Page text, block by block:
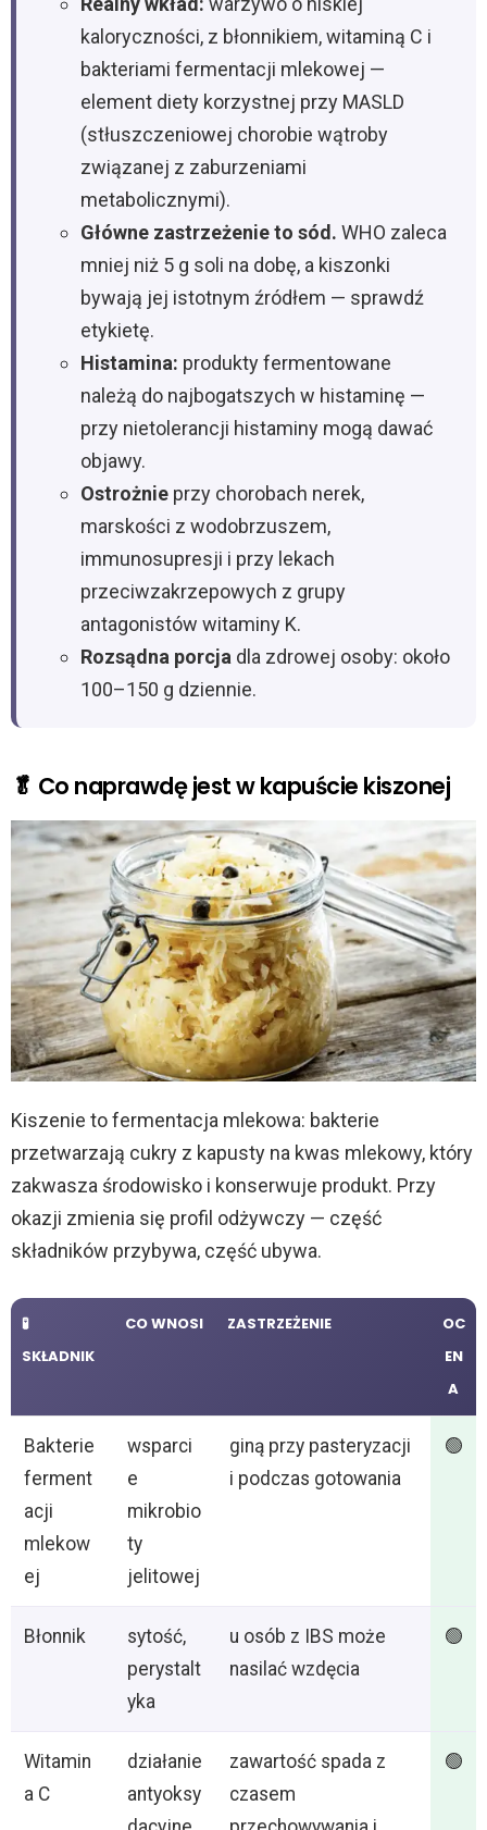
kaloryczności, z błonnikiem, witaminą C i
bakteriami fermentacji mlekowej —
element diety korzystnej przy MASLD
(stłuszczeniowej chorobie wątroby
związanej z zaburzeniami
metabolicznymi).
Główne zastrzeżenie to sód. WHO zaleca
mniej niż 5 g soli na dobę, a kiszonki
bywają jej istotnym źródłem — sprawdź
etykietę.
Histamina: produkty fermentowane
należą do najbogatszych w histaminę —
przy nietolerancji histaminy mogą dawać
objawy.
Ostrożnie przy chorobach nerek,
marskości z wodobrzuszem,
immunosupresji i przy lekach
przeciwzakrzepowych z grupy
antagonistów witaminy K.
Rozsądna porcja dla zdrowej osoby: około
100–150 g dziennie.
🥬 Co naprawdę jest w kapuście kiszonej
Kiszenie to fermentacja mlekowa: bakterie
przetwarzają cukry z kapusty na kwas mlekowy, który
zakwasza środowisko i konserwuje produkt. Przy
okazji zmienia się profil odżywczy — część
składników przybywa, część ubywa.
🧪
SKŁADNIK
CO WNOSI ZASTRZEŻENIE
OC
EN
A
Bakterie
ferment
acji
mlekow
ej
wsparci
e
mikrobio
ty
jelitowej
giną przy pasteryzacji
i podczas gotowania
🟢
Błonnik
sytość,
perystalt
yka
u osób z IBS może
nasilać wzdęcia
🟢
Witamin
a C
działanie
antyoksy
zawartość spada z
czasem
🟢